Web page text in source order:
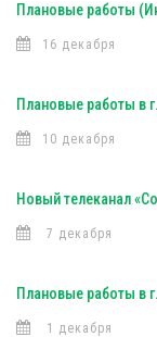
Плановые работы
16 декабря
Плановые работы в
10 декабря
Новый телеканал
7 декабря
Плановые работы в
1 декабря